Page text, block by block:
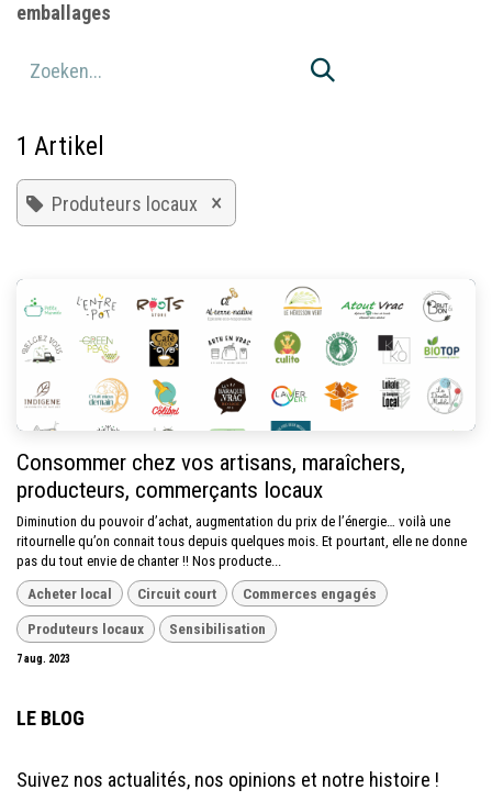
emballages
1 Artikel
Produteurs locaux ×
Consommer chez vos artisans, maraîchers,
producteurs, commerçants locaux
Diminution du pouvoir d’achat, augmentation du prix de l’énergie… voilà une
ritournelle qu’on connait tous depuis quelques mois. Et pourtant, elle ne donne
pas du tout envie de chanter !! Nos producte...
Acheter local Circuit court Commerces engagés
Produteurs locaux Sensibilisation
7 aug. 2023
LE BLOG
Suivez nos actualités, nos opinions et notre histoire !